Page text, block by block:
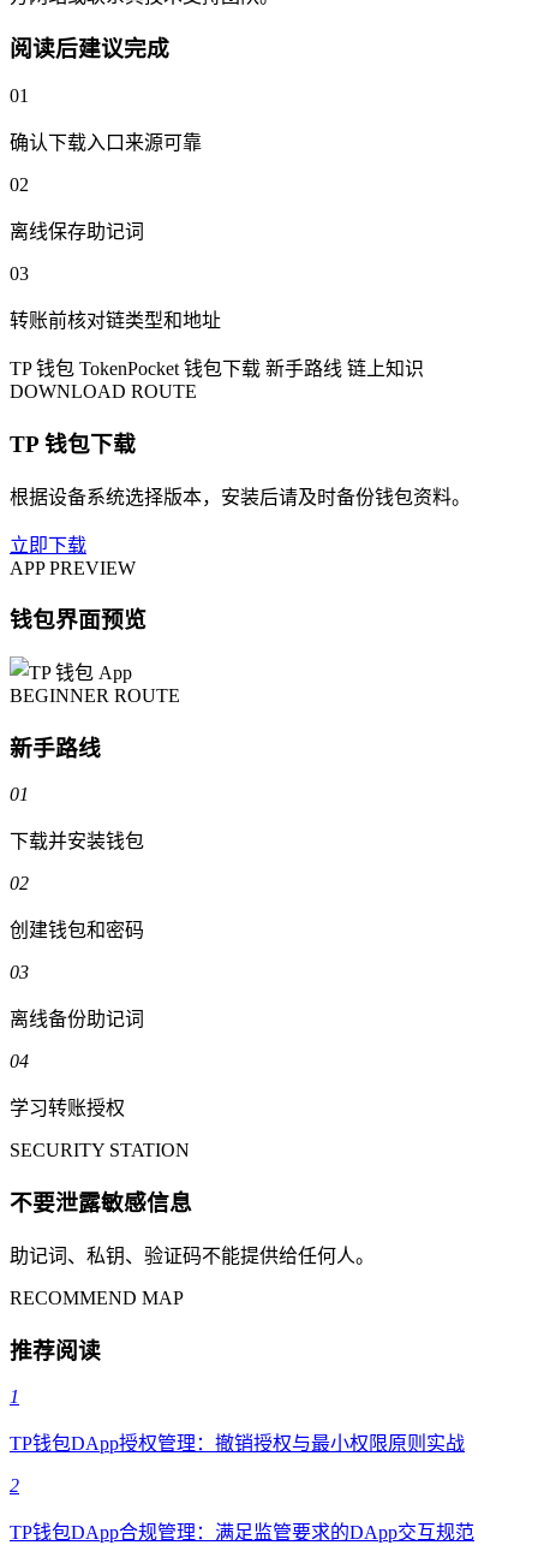
阅读后建议完成
01
确认下载入口来源可靠
02
离线保存助记词
03
转账前核对链类型和地址
TP 钱包 TokenPocket 钱包下载 新手路线 链上知识
DOWNLOAD ROUTE
TP 钱包下载
根据设备系统选择版本，安装后请及时备份钱包资料。
立即下载
APP PREVIEW
钱包界面预览
BEGINNER ROUTE
新手路线
01
下载并安装钱包
02
创建钱包和密码
03
离线备份助记词
04
学习转账授权
SECURITY STATION
不要泄露敏感信息
助记词、私钥、验证码不能提供给任何人。
RECOMMEND MAP
推荐阅读
1
TP钱包DApp授权管理：撤销授权与最小权限原则实战
2
TP钱包DApp合规管理：满足监管要求的DApp交互规范